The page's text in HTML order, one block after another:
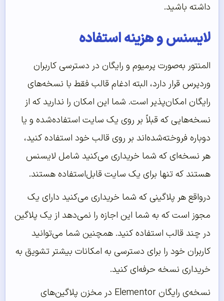
داشته باشید.
لایسنس و هزینه استفاده
المنتور به‌صورت پرمیوم و رایگان در دسترسی کاربران
وردپرس قرار دارد، البته ادغام قالب فقط با نسخه‌های
رایگان امکان‌پذیر است. شما این امکان را ندارید که از
نسخه‌هایی که قبلاً بر روی یک سایت استفاده‌شده و یا
دوباره فروخته‌شده‌اند بر روی قالب خود استفاده کنید،
هر نسخه‌ای که شما خریداری می‌کنید شامل لایسنس
هستند که تنها برای یک سایت قابل‌استفاده هستند.
درواقع هر پلاگینی که شما خریداری می‌کنید دارای یک
مجوز است که به شما این اجازه را نمی‌دهد از یک پلاگین
در چند قالب استفاده کنید. همچنین شما می‌توانید
کاربران خود را برای دسترسی به امکانات بیشتر تشویق به
خریداری نسخه حرفه‌ای کنید.
نسخه‌ی رایگان Elementor در مخزن پلاگین‌های